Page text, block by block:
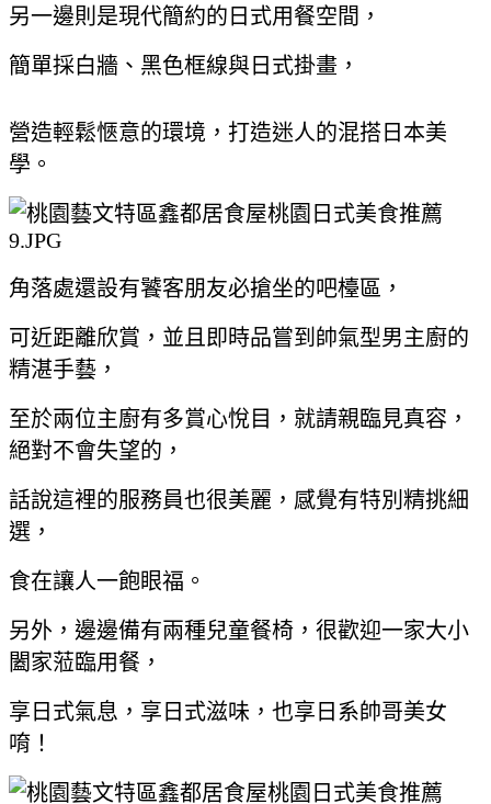
另一邊則是現代簡約的日式用餐空間，
簡單採白牆、黑色框線與日式掛畫，
營造輕鬆愜意的環境，打造迷人的混搭日本美
學。
角落處還設有饕客朋友必搶坐的吧檯區，
可近距離欣賞，並且即時品嘗到帥氣型男主廚的
精湛手藝，
至於兩位主廚有多賞心悅目，就請親臨見真容，
絕對不會失望的，
話說這裡的服務員也很美麗，感覺有特別精挑細
選，
食在讓人一飽眼福。
另外，邊邊備有兩種兒童餐椅，很歡迎一家大小
闔家蒞臨用餐，
享日式氣息，享日式滋味，也享日系帥哥美女
唷！